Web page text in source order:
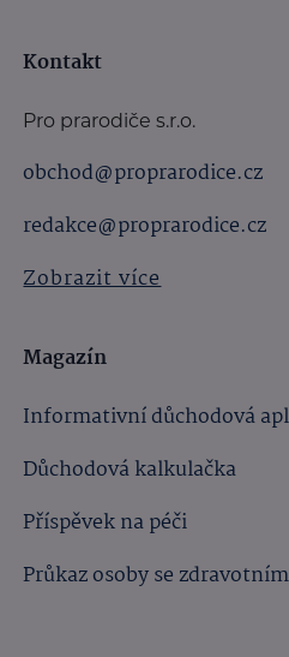
Kontakt
Pro prarodiče s.r.o.
obchod@proprarodice.cz
redakce@proprarodice.cz
Zobrazit více
Magazín
Informativní důchodová
Důchodová kalkulačka
Příspěvek na péči
Průkaz osoby se